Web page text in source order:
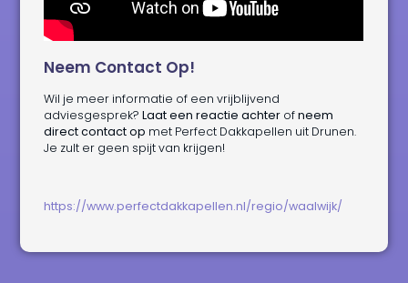
Neem Contact Op!
Wil je meer informatie of een vrijblijvend
adviesgesprek?Laat een reactie achter ofneem
direct contact op met Perfect Dakkapellen uit Drunen.
Je zult er geen spijt van krijgen!
https://www.perfectdakkapellen.nl/regio/waalwijk/